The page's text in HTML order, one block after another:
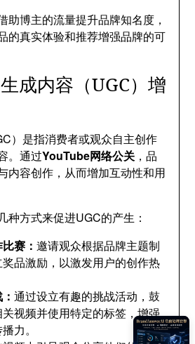
助博主的流量提升品牌知名度，
的真实体验和推荐增强品牌的可
成内容（UGC）增
）是指消费者或观众自主创作
。通过YouTube网络公关 ，品
内容创作，从而增加互动性和用
种方式来促进UGC的产生：
赛：邀请观众根据品牌主题制
品激励，以激发用户的创作热
：通过设立有趣的挑战活动，鼓
视频并使用特定的标签，增强
力。